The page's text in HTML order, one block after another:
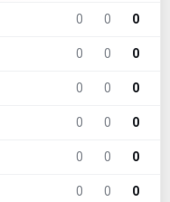
0 0 0
0 0 0
0 0 0
0 0 0
0 0 0
0 0 0